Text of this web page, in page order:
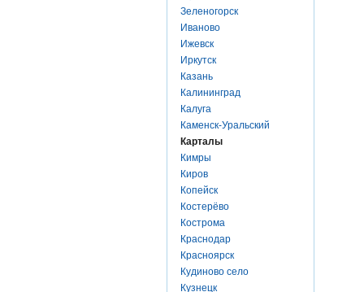
Зеленогорск
Иваново
Ижевск
Иркутск
Казань
Калининград
Калуга
Каменск-Уральский
Карталы
Кимры
Киров
Копейск
Костерёво
Кострома
Краснодар
Красноярск
Кудиново село
Кузнецк